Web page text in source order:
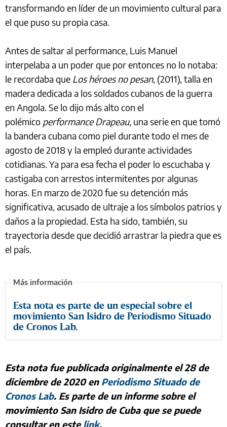
transformando en líder de un movimiento cultural para
el que puso su propia casa.
Antes de saltar al performance, Luis Manuel
interpelaba a un poder que por entonces no lo notaba:
le recordaba que Los héroes no pesan, (2011), talla en
madera dedicada a los soldados cubanos de la guerra
en Angola. Se lo dijo más alto con el
polémico performance Drapeau, una serie en que tomó
la bandera cubana como piel durante todo el mes de
agosto de 2018 y la empleó durante actividades
cotidianas. Ya para esa fecha el poder lo escuchaba y
castigaba con arrestos intermitentes por algunas
horas. En marzo de 2020 fue su detención más
significativa, acusado de ultraje a los símbolos patrios y
daños a la propiedad. Esta ha sido, también, su
trayectoria desde que decidió arrastrar la piedra que es
el país.
Esta nota es parte de un especial sobre el
movimiento San Isidro de Periodismo Situado
de Cronos Lab.
Esta nota fue publicada originalmente el 28 de
diciembre de 2020 en Periodismo Situado de
Cronos Lab. Es parte de un informe sobre el
movimiento San Isidro de Cuba que se puede
consultar en estelink.